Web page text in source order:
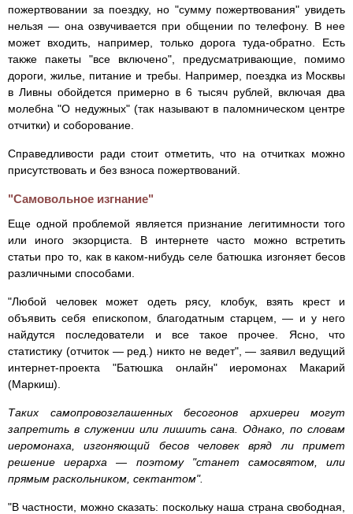
пожертвовании за поездку, но "сумму пожертвования" увидеть
нельзя — она озвучивается при общении по телефону. В нее
может входить, например, только дорога туда-обратно. Есть
также пакеты "все включено", предусматривающие, помимо
дороги, жилье, питание и требы. Например, поездка из Москвы
в Ливны обойдется примерно в 6 тысяч рублей, включая два
молебна "О недужных" (так называют в паломническом центре
отчитки) и соборование.
Справедливости ради стоит отметить, что на отчитках можно
присутствовать и без взноса пожертвований.
"Самовольное изгнание"
Еще одной проблемой является признание легитимности того
или иного экзорциста. В интернете часто можно встретить
статьи про то, как в каком-нибудь селе батюшка изгоняет бесов
различными способами.
"Любой человек может одеть рясу, клобук, взять крест и
объявить себя епископом, благодатным старцем, — и у него
найдутся последователи и все такое прочее. Ясно, что
статистику (отчиток — ред.) никто не ведет", — заявил ведущий
интернет-проекта "Батюшка онлайн" иеромонах Макарий
(Маркиш).
Таких самопровозглашенных бесогонов архиереи могут
запретить в служении или лишить сана. Однако, по словам
иеромонаха, изгоняющий бесов человек вряд ли примет
решение иерарха — поэтому "станет самосвятом, или
прямым раскольником, сектантом".
"В частности, можно сказать: поскольку наша страна свободная,